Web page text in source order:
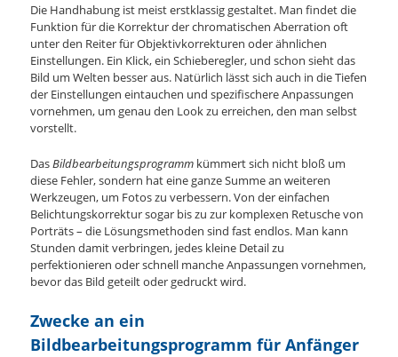
Die Handhabung ist meist erstklassig gestaltet. Man findet die
Funktion für die Korrektur der chromatischen Aberration oft
unter den Reiter für Objektivkorrekturen oder ähnlichen
Einstellungen. Ein Klick, ein Schieberegler, und schon sieht das
Bild um Welten besser aus. Natürlich lässt sich auch in die Tiefen
der Einstellungen eintauchen und spezifischere Anpassungen
vornehmen, um genau den Look zu erreichen, den man selbst
vorstellt.
DasBildbearbeitungsprogramm kümmert sich nicht bloß um
diese Fehler, sondern hat eine ganze Summe an weiteren
Werkzeugen, um Fotos zu verbessern. Von der einfachen
Belichtungskorrektur sogar bis zu zur komplexen Retusche von
Porträts – die Lösungsmethoden sind fast endlos. Man kann
Stunden damit verbringen, jedes kleine Detail zu
perfektionieren oder schnell manche Anpassungen vornehmen,
bevor das Bild geteilt oder gedruckt wird.
Zwecke an ein
Bildbearbeitungsprogramm für Anfänger